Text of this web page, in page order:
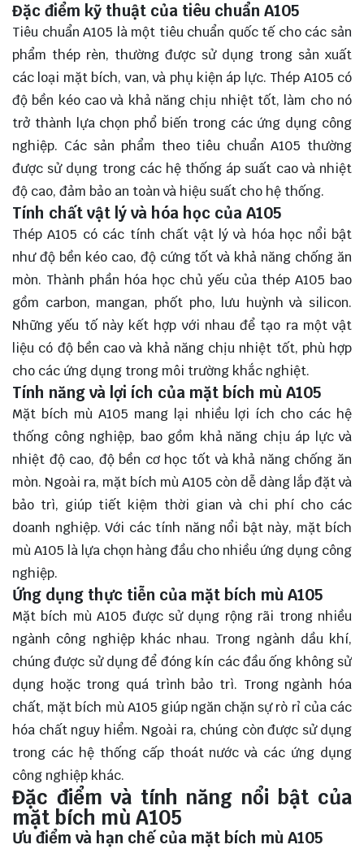
Đặc điểm kỹ thuật của tiêu chuẩn A105
Tiêu chuẩn A105 là một tiêu chuẩn quốc tế cho các sản
phẩm thép rèn, thường được sử dụng trong sản xuất
các loại mặt bích, van, và phụ kiện áp lực. Thép A105 có
độ bền kéo cao và khả năng chịu nhiệt tốt, làm cho nó
trở thành lựa chọn phổ biến trong các ứng dụng công
nghiệp. Các sản phẩm theo tiêu chuẩn A105 thường
được sử dụng trong các hệ thống áp suất cao và nhiệt
độ cao, đảm bảo an toàn và hiệu suất cho hệ thống.
Tính chất vật lý và hóa học của A105
Thép A105 có các tính chất vật lý và hóa học nổi bật
như độ bền kéo cao, độ cứng tốt và khả năng chống ăn
mòn. Thành phần hóa học chủ yếu của thép A105 bao
gồm carbon, mangan, phốt pho, lưu huỳnh và silicon.
Những yếu tố này kết hợp với nhau để tạo ra một vật
liệu có độ bền cao và khả năng chịu nhiệt tốt, phù hợp
cho các ứng dụng trong môi trường khắc nghiệt.
Tính năng và lợi ích của mặt bích mù A105
Mặt bích mù A105 mang lại nhiều lợi ích cho các hệ
thống công nghiệp, bao gồm khả năng chịu áp lực và
nhiệt độ cao, độ bền cơ học tốt và khả năng chống ăn
mòn. Ngoài ra, mặt bích mù A105 còn dễ dàng lắp đặt và
bảo trì, giúp tiết kiệm thời gian và chi phí cho các
doanh nghiệp. Với các tính năng nổi bật này, mặt bích
mù A105 là lựa chọn hàng đầu cho nhiều ứng dụng công
nghiệp.
Ứng dụng thực tiễn của mặt bích mù A105
Mặt bích mù A105 được sử dụng rộng rãi trong nhiều
ngành công nghiệp khác nhau. Trong ngành dầu khí,
chúng được sử dụng để đóng kín các đầu ống không sử
dụng hoặc trong quá trình bảo trì. Trong ngành hóa
chất, mặt bích mù A105 giúp ngăn chặn sự rò rỉ của các
hóa chất nguy hiểm. Ngoài ra, chúng còn được sử dụng
trong các hệ thống cấp thoát nước và các ứng dụng
công nghiệp khác.
Đặc điểm và tính năng nổi bật của
mặt bích mù A105
Ưu điểm và hạn chế của mặt bích mù A105